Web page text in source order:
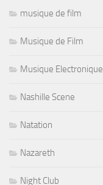
musique de film
Musique de Film
Musique Electronique
Nashille Scene
Natation
Nazareth
Night Club